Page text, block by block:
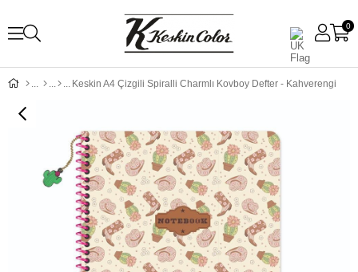
0
Keskin A4 Çizgili Spiralli Charmlı Kovboy Defter - Kahverengi